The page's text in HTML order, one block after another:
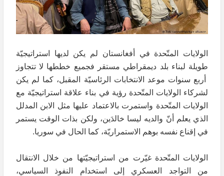
الولايات المتّحدة في أفغانستان لم يكن لديها استراتيجيّة
طويلة لبناء بلد ديمقراطي مستقر فجميع خططها لا تتجاوز
أربع سنوات موعد الانتخابات الرئاسيّة المقبل، كما لم يكن
لشركاء الولايات المتّحدة رؤية في بناء علاقة استراتيجيّة مع
الولايات المتّحدة واستمرت بالاعتماد عليها مثل الابن المدلل
الذي يعلم أنّ والديه ليسا خالدَين، ولكن بذات الوقت يستمر
في إقناع نفسه بوهم الاستمراريّة، كما الحال في سوريا.
الولايات المتّحدة غيّرت من استراتيجيّتها من خلال الانتقال
من التواجد العسكري إلى استخدام النفوذ السياسي،